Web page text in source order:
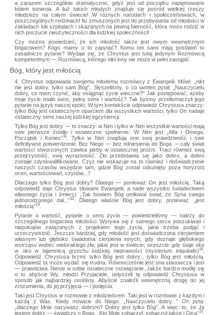
a zarazem szczególnie dramatyczne, gdyż jest od początku napiętnowane
bólem istnienia. A iluż takich młodych znajduje się pośród wielkiej rzeszy
młodzieży na całym świecie! W różnych narodach i społeczeństwach, w
poszczególnych rodzinach! Ilu zmuszonych jest do przebywania od młodości w
zakładach lub szpitalach i skazanych na pewną bierność, która może rodzić w
nich poczucie nieużyteczności dla ludzkiej społeczności!
Czy można powiedzieć, że ich młodość także jest owym wewnętrznym
bogactwem? Kogo mamy o to zapytać? Komu oni sami mają postawić to
zasadnicze pytanie? Wydaje się, że Chrystus jest tutaj jedynym Rozmówcą
kompetentnym — Rozmówcą, którego nikt inny nie może w pełni zastąpić.
Bóg, który jest miłością
4. Chrystus odpowiada swojemu młodemu rozmówcy z Ewangelii. Mówi: „nikt
nie jest dobry, tylko sam Bóg”. Słyszeliśmy, o co tamten pytał: „Nauczycielu
dobry, co mam czynić, aby osiągnąć życie wieczne?” Jak postępować, ażeby
moje życie miało sens, pełny sens i wartość? Tak byśmy przetłumaczyli jego
pytanie na język naszej epoki. W tym kontekście odpowiedź Chrystusa znaczy:
tylko Bóg jest ostatecznym oparciem dla wszystkich wartości, tylko On nadaje
ostateczny sens naszej ludzkiej egzystencji.
Tylko Bóg jest dobry — to znaczy: w Nim i tylko w Nim wszystkie wartości mają
swe pierwsze źródło i ostateczne spełnienie: W Nim jest „Alfa i Omega,
Początek i Koniec”11. Tylko w Nim znajdują one swą prawdziwość i swe
definitywne potwierdzenie. Bez Niego — bez odniesienia do Boga — cały świat
wartości stworzonych zawisa jakby w ostatecznej próżni. Traci również swą
przejrzystość, swą wyrazistość. Zło przedstawia się jako dobro, a dobro
zostaje zdyskwalifikowane. Czyż nie wskazuje na to również i doświadczenie
naszych czasów wszędzie tam, gdzie Bóg został odsunięty poza horyzont
ocen, wartościowań, czynów...?
Dlaczego tylko Bóg jest dobry? Dlatego — ponieważ On jest miłością. Taką
odpowiedź daje Chrystus słowami Ewangelii, a nade wszystko świadectwem
własnego życia i śmierci: „Tak bowiem Bóg umiłował świat, że Syna swego
jednorodzonego dał...”12. Dlatego właśnie Bóg jest dobry, ponieważ: „jest
miłością”13
Pytanie o wartość, pytanie o sens życia — powiedzieliśmy — należy do
szczególnego bogactwa młodości. Wyrywa się z samego serca poszukiwań i
niepokojów związanych z projektem tego życia, jakie trzeba podjąć i
urzeczywistnić. Jeszcze bardziej, gdy młodość jest doświadczona cierpieniem
własnym lub głęboko świadoma cierpienia innych; gdy doznaje głębokiego
wstrząsu wobec wielorakiego zła, jakie jest w świecie; wreszcie: gdy staje oko
w oko w tajemnicą grzechu ludzkiej nieprawości (mysterium iniquitalis)14.
Odpowiedź Chrystusa brzmi: tylko Bóg jest dobry... tylko Bóg jest miłością.
Odpowiedź ta może wydać się trudna. Równocześnie jest ona stanowcza i jest
— prawdziwa. Niesie w sobie ostateczne rozwiązanie. Jakże bardzo modlę się
o to abyście Wy, młodzi Przyjaciele, usłyszeli tę odpowiedź Chrystusa w
sposób jak najbardziej osobisty. Abyście znaleźli wewnętrzną drogę do jej
zrozumienia, do jej przyjęcia — i podjęcia.
Taki jest Chrystus w rozmowie z młodzieńcem. Taki jest w rozmowie z każdym i
każdą z Was. Kiedy mówicie do Niego: „Nauczycielu dobry...” On pyta:
„dlaczego Mnie nazywasz dobrym? Dobry jest tylko Bóg”. A więc: to, że Ja
jestem dobry — świadczy o Bogu. „Kto Mnie zobaczył, zobaczył także i Ojca”15